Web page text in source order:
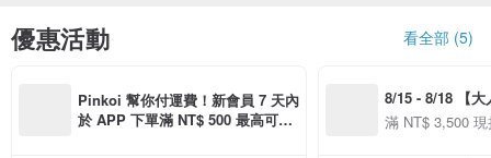
優惠活動 看全部 (5)
Pinkoi 幫你付運費！新會員 7 天內
於 APP 下單滿 NT$ 500 最高可折
8/15 - 8/18 【大
季】滿
滿 NT$ 3,500